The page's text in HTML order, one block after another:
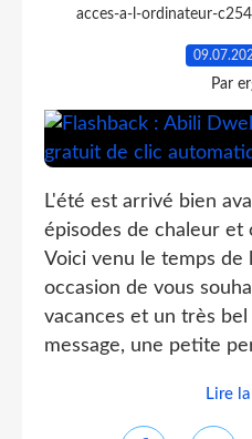
acces-a-l-ordinateur-
Par
L'été est arrivé bien
épisodes de chaleur et
Voici venu le temps de
occasion de vous
vacances et un très
message, une petite
Lire